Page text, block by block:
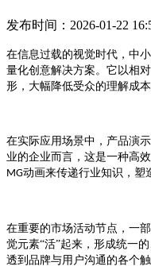
发布时间：2026-01-22
在信息过载的视觉时代，中
量化创意解决方案。它以相
形，大幅降低受众的理解成
在实际应用场景中，产品演示
业的企业而言，这是一种高
MG动画来传递行业知识，塑
在重要的市场活动节点，一
觉元素“活”起来，形成统一
透到品牌与用户沟通的各个